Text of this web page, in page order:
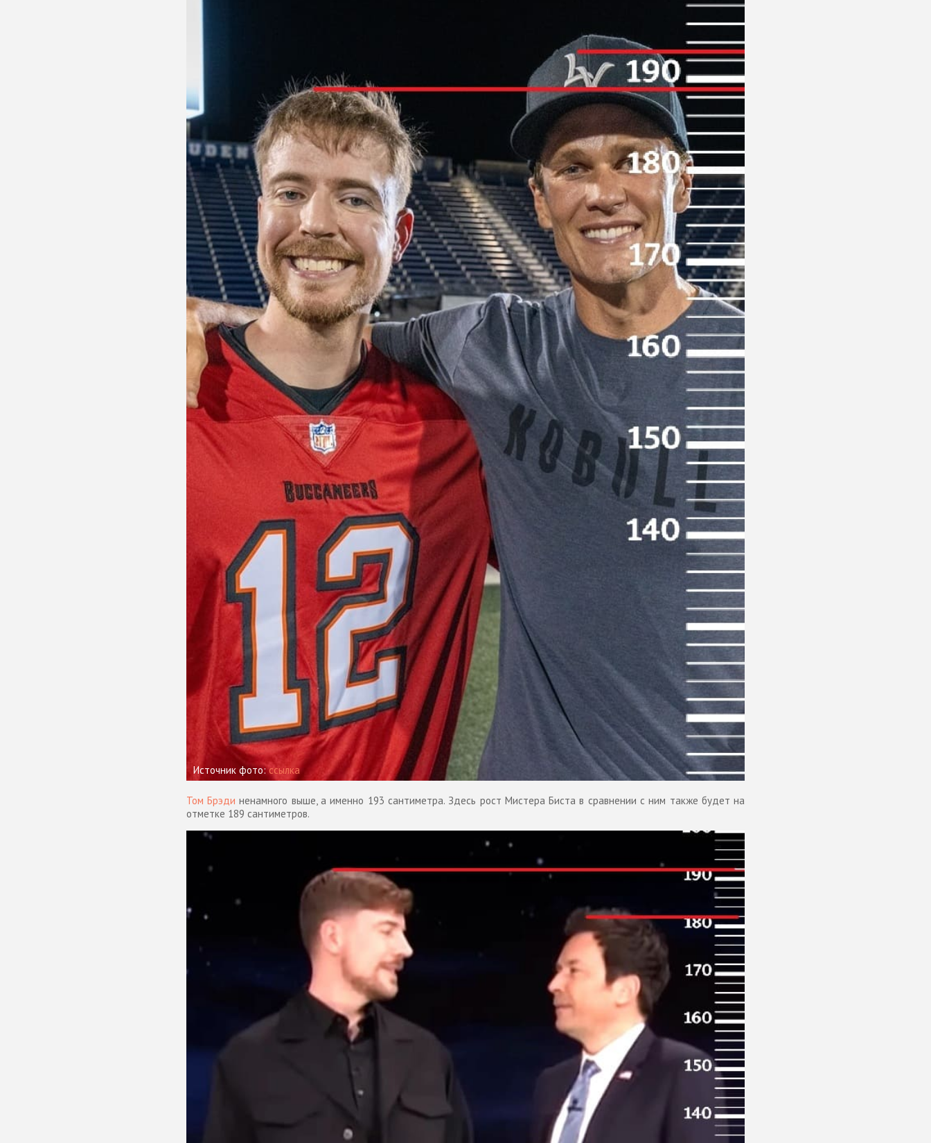
Источник фото:ссылка
Том Брэди ненамного выше, а именно 193 сантиметра. Здесь рост Мистера Биста в сравнении с ним также будет на
отметке 189 сантиметров.